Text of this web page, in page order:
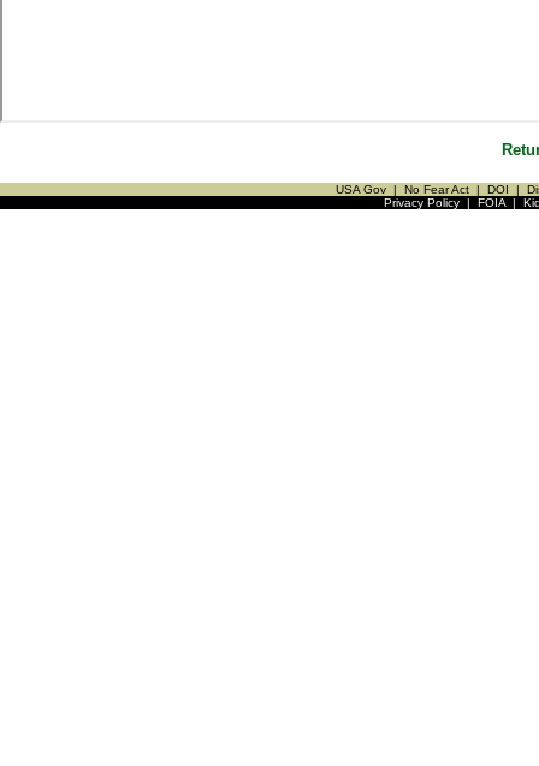
USA Gov | No Fear Act | DOI |
Privacy Policy| FOIA|